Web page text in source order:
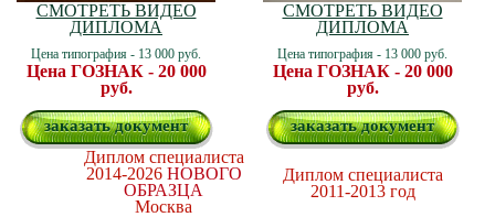
СМОТРЕТЬ ВИДЕО
ДИПЛОМА
Цена типография - 13 000 руб.
Цена ГОЗНАК - 20 000
руб.
заказать документ
СМОТРЕТЬ ВИДЕО
ДИПЛОМА
Цена типография - 13 000 руб.
Цена ГОЗНАК - 20 000
руб.
заказать документ
Диплом специалиста
2014-2026 НОВОГО
ОБРАЗЦА
Москва
Диплом специалиста
2011-2013 год